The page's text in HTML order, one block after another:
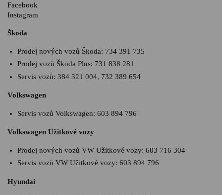
Facebook
Instagram
Škoda
Prodej nových vozů Škoda: 734 391 735
Prodej vozů Škoda Plus: 731 838 281
Servis vozů: 384 321 004, 732 389 654
Volkswagen
Servis vozů Volkswagen: 603 894 796
Volkswagen Užitkové vozy
Prodej nových vozů VW Užitkové vozy: 603 716 304
Servis vozů VW Užitkové vozy: 603 894 796
Hyundai